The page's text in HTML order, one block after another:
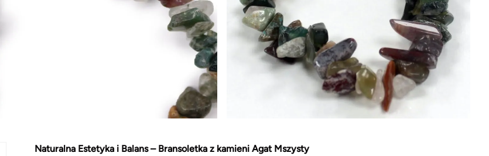
Naturalna Estetyka i Balans – Bransoletka z kamieni Agat Mszysty